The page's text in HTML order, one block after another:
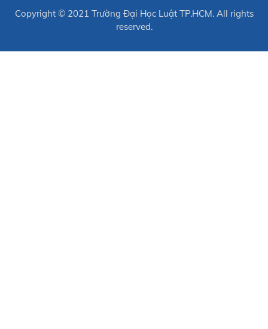
Copyright © 2021 Trường Đại Học Luật TP.HCM. All rights
reserved.